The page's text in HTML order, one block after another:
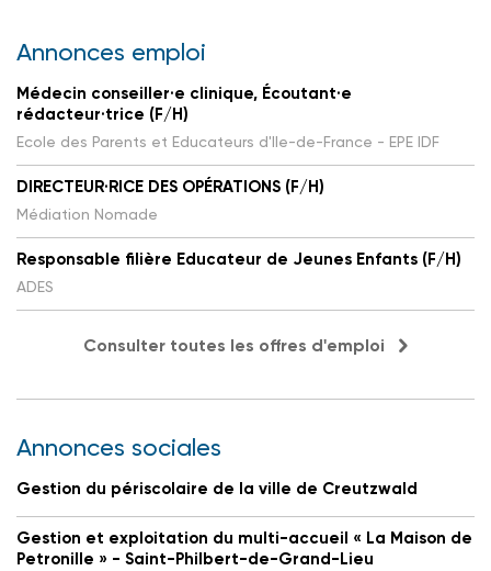
Annonces emploi
Médecin conseiller·e clinique, Écoutant·e
rédacteur·trice (F/H)
Ecole des Parents et Educateurs d'Ile-de-France - EPE IDF
DIRECTEUR·RICE DES OPÉRATIONS (F/H)
Médiation Nomade
Responsable filière Educateur de Jeunes Enfants (F/H)
ADES
Consulter toutes les offres d'emploi
Annonces sociales
Gestion du périscolaire de la ville de Creutzwald
Gestion et exploitation du multi-accueil « La Maison de
Petronille » - Saint-Philbert-de-Grand-Lieu